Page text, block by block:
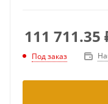
111 711.35
Под заказ